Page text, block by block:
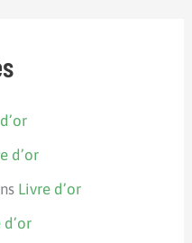
d’or
Livre d’or
d’or